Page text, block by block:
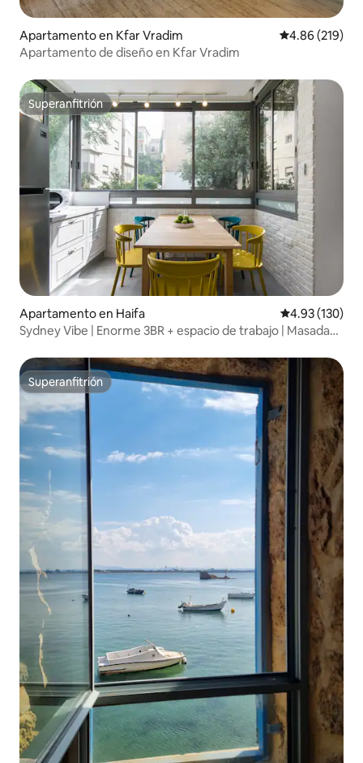
Apartamento en Kfar Vradim Calificación
4.86 (219)
Apartamento de diseño en Kfar Vradim
Superanfitrión
Superanfitrión
Apartamento en Haifa Calificación
4.93 (130)
Sydney Vibe | Enorme 3BR + espacio de trabajo | Masada
Superanfitrión
Superanfitrión